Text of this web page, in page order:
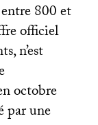
800 et
officiel
n’est
octobre
par une